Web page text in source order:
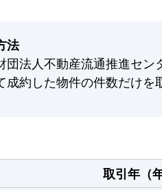
法
団法人不動産流通推進セ
成約した物件の件数だけを
取引年（年